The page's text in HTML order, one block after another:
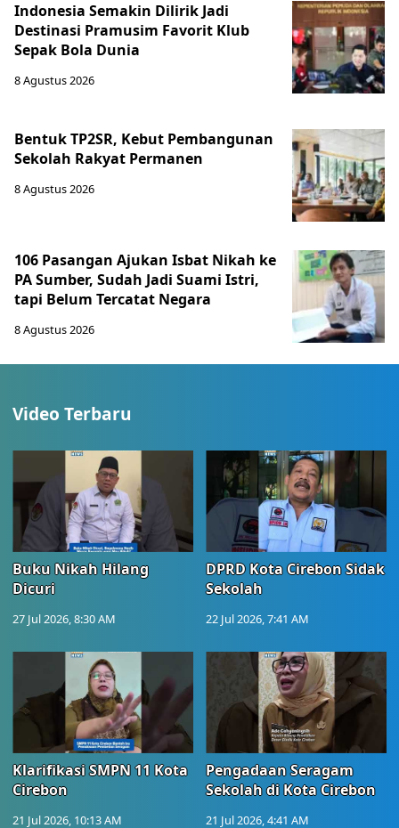
Indonesia Semakin Dilirik Jadi
Destinasi Pramusim Favorit Klub
Sepak Bola Dunia
8 Agustus 2026
Bentuk TP2SR, Kebut Pembangunan
Sekolah Rakyat Permanen
8 Agustus 2026
106 Pasangan Ajukan Isbat Nikah ke
PA Sumber, Sudah Jadi Suami Istri,
tapi Belum Tercatat Negara
8 Agustus 2026
Video Terbaru
Buku Nikah Hilang
Dicuri
27 Jul 2026, 8:30 AM
DPRD Kota Cirebon Sidak
Sekolah
22 Jul 2026, 7:41 AM
Klarifikasi SMPN 11 Kota
Cirebon
21 Jul 2026, 10:13 AM
Pengadaan Seragam
Sekolah di Kota Cirebon
21 Jul 2026, 4:41 AM